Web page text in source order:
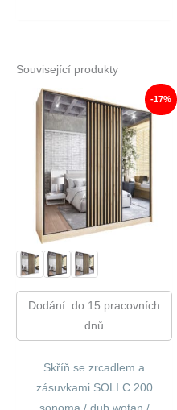
Související produkty
-17%
Dodání: do 15 pracovních
dnů
Skříň se zrcadlem a
zásuvkami SOLI C 200